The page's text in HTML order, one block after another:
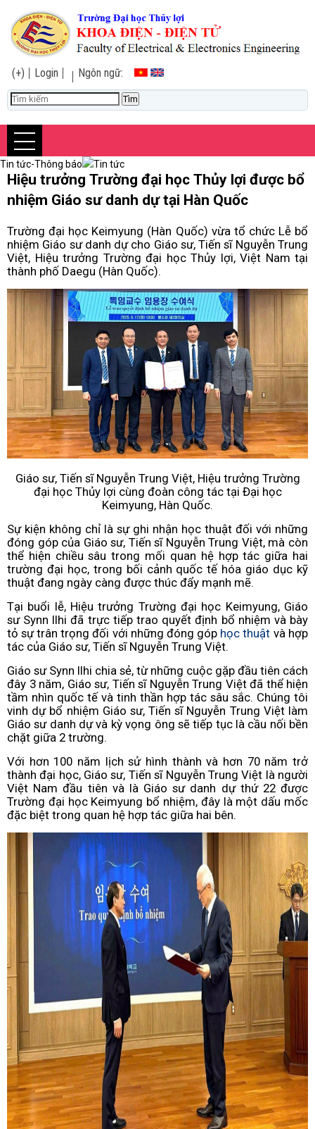
(+) Login Ngôn ngữ:
Tin tức-Thông báo Tin tức
Hiệu trưởng Trường đại học Thủy lợi được bổ
nhiệm Giáo sư danh dự tại Hàn Quốc
Trường đại học Keimyung (Hàn Quốc) vừa tổ chức Lễ bổ
nhiệm Giáo sư danh dự cho Giáo sư, Tiến sĩ Nguyễn Trung
Việt, Hiệu trưởng Trường đại học Thủy lợi, Việt Nam tại
thành phố Daegu (Hàn Quốc).
Giáo sư, Tiến sĩ Nguyễn Trung Việt, Hiệu trưởng Trường
đại học Thủy lợi cùng đoàn công tác tại Đại học
Keimyung, Hàn Quốc.
Sự kiện không chỉ là sự ghi nhận học thuật đối với những
đóng góp của Giáo sư, Tiến sĩ Nguyễn Trung Việt, mà còn
thể hiện chiều sâu trong mối quan hệ hợp tác giữa hai
trường đại học, trong bối cảnh quốc tế hóa giáo dục kỹ
thuật đang ngày càng được thúc đẩy mạnh mẽ.
Tại buổi lễ, Hiệu trưởng Trường đại học Keimyung, Giáo
sư Synn Ilhi đã trực tiếp trao quyết định bổ nhiệm và bày
tỏ sự trân trọng đối với những đóng góp học thuật và hợp
tác của Giáo sư, Tiến sĩ Nguyễn Trung Việt.
Giáo sư Synn Ilhi chia sẻ, từ những cuộc gặp đầu tiên cách
đây 3 năm, Giáo sư, Tiến sĩ Nguyễn Trung Việt đã thể hiện
tầm nhìn quốc tế và tinh thần hợp tác sâu sắc. Chúng tôi
vinh dự bổ nhiệm Giáo sư, Tiến sĩ Nguyễn Trung Việt làm
Giáo sư danh dự và kỳ vọng ông sẽ tiếp tục là cầu nối bền
chặt giữa 2 trường.
Với hơn 100 năm lịch sử hình thành và hơn 70 năm trở
thành đại học, Giáo sư, Tiến sĩ Nguyễn Trung Việt là người
Việt Nam đầu tiên và là Giáo sư danh dự thứ 22 được
Trường đại học Keimyung bổ nhiệm, đây là một dấu mốc
đặc biệt trong quan hệ hợp tác giữa hai bên.